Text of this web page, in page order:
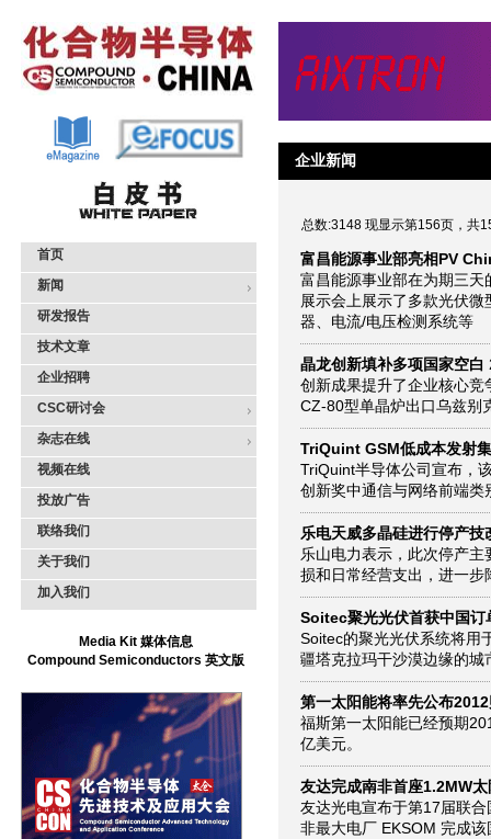
首页
新闻
研发报告
技术文章
企业招聘
CSC研讨会
杂志在线
视频在线
投放广告
联络我们
关于我们
加入我们
Media Kit 媒体信息
Compound Semiconductors 英文版
企业新闻
总数:3148 现显示第156页，共
富昌能源事业部亮相PV
富昌能源事业部在为期三
展示会上展示了多款光伏
器、电流/电压检测系统等
晶龙创新填补多项国家空白
创新成果提升了企业核心
CZ-80型单晶炉出口乌兹别
TriQuint GSM低成本发射
TriQuint半导体公司宣布，
创新奖中通信与网络前端类
乐电天威多晶硅进行停产技
乐山电力表示，此次停产
损和日常经营支出，进一步
Soitec聚光光伏首获中国订
Soitec的聚光光伏系统将用
疆塔克拉玛干沙漠边缘的城
第一太阳能将率先公布
福斯第一太阳能已经预期
亿美元。
友达完成南非首座1.2MW
友达光电宣布于第17届联
非最大电厂 EKSOM 完成